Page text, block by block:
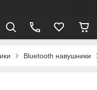
Bluetooth навушники